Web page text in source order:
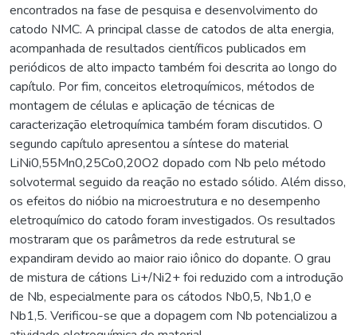
encontrados na fase de pesquisa e desenvolvimento do
catodo NMC. A principal classe de catodos de alta energia,
acompanhada de resultados científicos publicados em
periódicos de alto impacto também foi descrita ao longo do
capítulo. Por fim, conceitos eletroquímicos, métodos de
montagem de células e aplicação de técnicas de
caracterização eletroquímica também foram discutidos. O
segundo capítulo apresentou a síntese do material
LiNi0,55Mn0,25Co0,20O2 dopado com Nb pelo método
solvotermal seguido da reação no estado sólido. Além disso,
os efeitos do nióbio na microestrutura e no desempenho
eletroquímico do catodo foram investigados. Os resultados
mostraram que os parâmetros da rede estrutural se
expandiram devido ao maior raio iônico do dopante. O grau
de mistura de cátions Li+/Ni2+ foi reduzido com a introdução
de Nb, especialmente para os cátodos Nb0,5, Nb1,0 e
Nb1,5. Verificou-se que a dopagem com Nb potencializou a